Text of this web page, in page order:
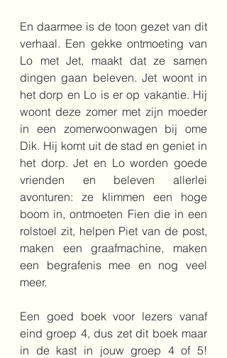
En daarmee is de toon gezet van dit
verhaal. Een gekke ontmoeting van
Lo met Jet, maakt dat ze samen
dingen gaan beleven. Jet woont in
het dorp en Lo is er op vakantie. Hij
woont deze zomer met zijn moeder
in een zomerwoonwagen bij ome
Dik. Hij komt uit de stad en geniet in
het dorp. Jet en Lo worden goede
vrienden en beleven allerlei
avonturen: ze klimmen een hoge
boom in, ontmoeten Fien die in een
rolstoel zit, helpen Piet van de post,
maken een graafmachine, maken
een begrafenis mee en nog veel
meer.
Een goed boek voor lezers vanaf
eind groep 4, dus zet dit boek maar
in de kast in jouw groep 4 of 5!